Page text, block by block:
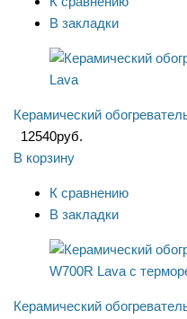
В закладки
Керамический
12540руб.
В корзину
К сравнению
В закладки
Керамический